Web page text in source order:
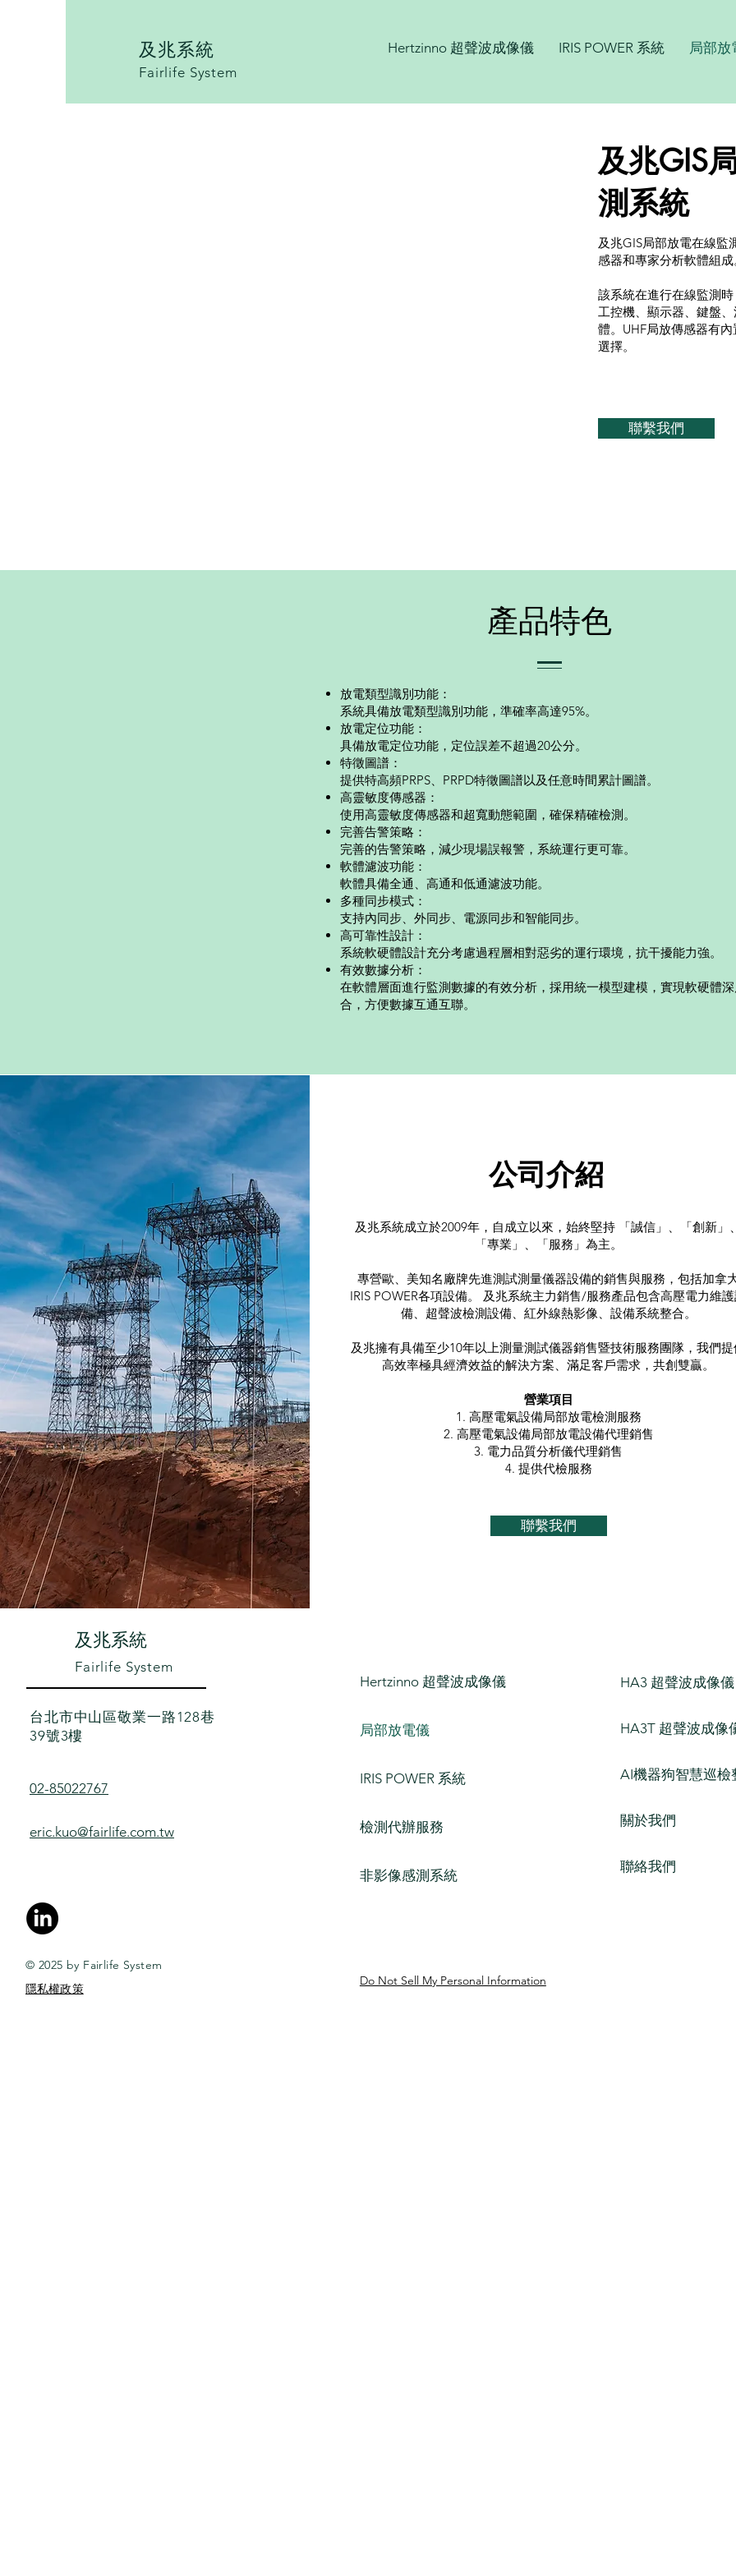
及兆系統
Fairlife System
Hertzinno 超聲波成像儀 IRIS POWER 系統 局部放
及兆GIS
測系統
及兆GIS局部放電在線監
感器和專家分析軟體組
該系統在進行在線監測
工控機、顯示器、鍵盤
體。UHF局放傳感器有
選擇。
聯繫我們
​產品特色
放電類型識別功能：
系統具備放電類型識別功能，準確率高達95%。
放電定位功能：
具備放電定位功能，定位誤差不超過20公分。
特徵圖譜：
提供特高頻PRPS、PRPD特徵圖譜以及任意時間累計圖譜。
高靈敏度傳感器：
使用高靈敏度傳感器和超寬動態範圍，確保精確檢測。
完善告警策略：
完善的告警策略，減少現場誤報警，系統運行更可靠。
軟體濾波功能：
軟體具備全通、高通和低通濾波功能。
多種同步模式：
支持內同步、外同步、電源同步和智能同步。
高可靠性設計：
系統軟硬體設計充分考慮過程層相對惡劣的運行環境，抗干擾能力強。
有效數據分析：
在軟體層面進行監測數據的有效分析，採用統一模型建模，實現軟硬體
合，方便數據互通互聯。
​公司介紹
及兆系統成立於2009年，自成立以來，始終堅持 「誠信」、「創新」
「專業」、「服務」為主。
專營歐、美知名廠牌先進測試測量儀器設備的銷售與服務，包括加拿
IRIS POWER各項設備。 及兆系統主力銷售/服務產品包含高壓電力維
備、超聲波檢測設備、紅外線熱影像、設備系統整合。
及兆擁有具備至少10年以上測量測試儀器銷售暨技術服務團隊，我們
高效率極具經濟效益的解決方案、滿足客戶需求，共創雙贏。
​營業項目
1. 高壓電氣設備局部放電檢測服務
2. 高壓電氣設備局部放電設備代理銷售
3. 電力品質分析儀代理銷售
4. 提供代檢服務
聯繫我們
​及兆系統
Fairlife System
台北市中山區敬業一路128巷
39號3樓
02-85022767
eric.kuo@fairlife.com.tw
© 2025 by Fairlife System
​隱私權政策
Hertzinno 超聲波成像儀
局部放電儀
IRIS POWER 系統
檢測代辦服務
非影像感測系統
Do Not Sell My Personal Information
HA3 超聲波成像儀
HA3T 超聲波成像
AI機器狗智慧巡檢
關於我們
聯絡我們